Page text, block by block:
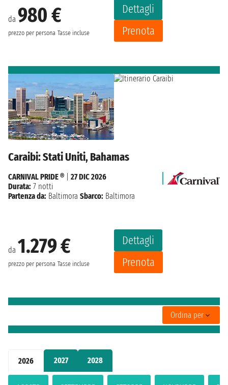
2026 2027 2028
da 980 €
prezzo per persona Tasse incluse
Dettagli
Prenota
Caraibi: Stati Uniti, Bahamas
da 1.279 €
prezzo per persona Tasse incluse
Dettagli
Prenota
CARNIVAL PRIDE ®
27 DIC 2026
Durata: 7 notti
Partenza da: Baltimora Sbarco: Baltimora
Ordina per